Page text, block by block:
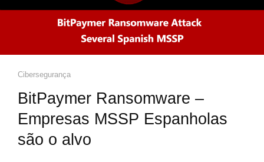
Cibersegurança
BitPaymer Ransomware –
Empresas MSSP Espanholas
são o alvo